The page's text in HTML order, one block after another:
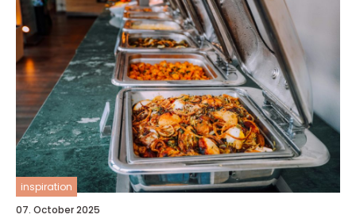
inspiration
07. October 2025